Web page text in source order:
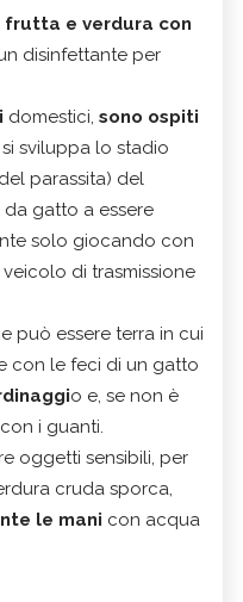
frutta e verdura con
disinfettante per
domestici, sono ospiti
sviluppa lo stadio
parassita) del
gatto a essere
solo giocando con
di trasmissione
può essere terra in cui
con le feci di un gatto
o e, se non è
i guanti.
oggetti sensibili, per
cruda sporca,
le mani con acqua